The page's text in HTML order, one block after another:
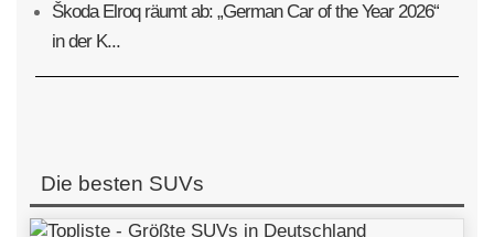
Škoda Elroq räumt ab: „German Car of the Year 2026“
in der K...
Die besten SUVs